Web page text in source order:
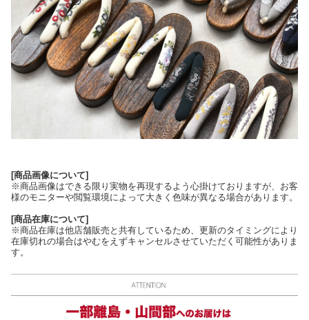
[商品画像について]
※商品画像はできる限り実物を再現するよう心掛けておりますが、お客
様のモニターや閲覧環境によって大きく色味が異なる場合があります。
[商品在庫について]
※商品在庫は他店舗販売と共有しているため、更新のタイミングにより
在庫切れの場合はやむをえずキャンセルさせていただく可能性がありま
す。